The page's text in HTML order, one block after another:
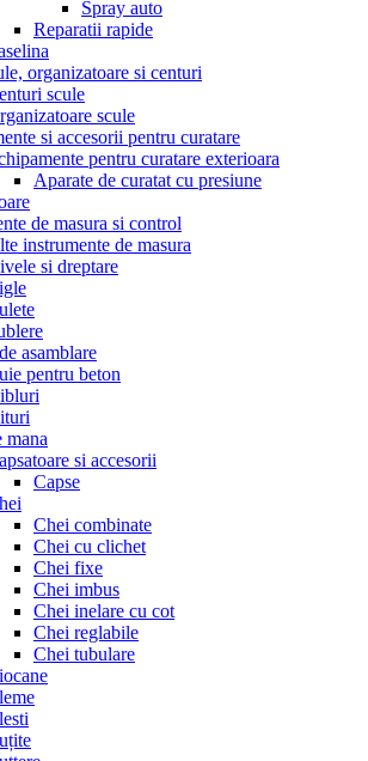
Spray auto
Reparatii rapide
organizatoare si centuri
scule
scule
si accesorii pentru curatare
pentru curatare exterioara
Aparate de curatat cu presiune
de masura si control
instrumente de masura
si dreptare
asamblare
pentru beton
mana
si accesorii
Capse
Chei combinate
Chei cu clichet
Chei fixe
Chei imbus
Chei inelare cu cot
Chei reglabile
Chei tubulare